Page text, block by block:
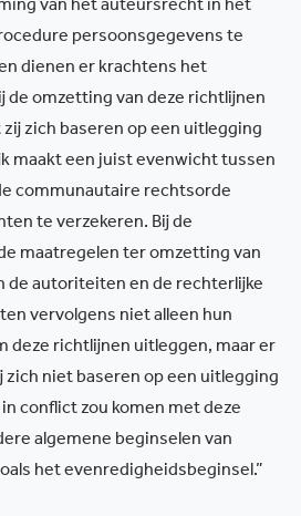
van het auteursrecht in het
persoonsgegevens te
dienen er krachtens het
de omzetting van deze richtlijnen
zij zich baseren op een uitlegging
maakt een juist evenwicht tussen
communautaire rechtsorde
te verzekeren. Bij de
maatregelen ter omzetting van
de autoriteiten en de rechterlijke
vervolgens niet alleen hun
deze richtlijnen uitleggen, maar er
zich niet baseren op een uitlegging
conflict zou komen met deze
algemene beginselen van
het evenredigheidsbeginsel.”